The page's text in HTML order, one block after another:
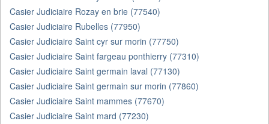
Casier Judiciaire Rozay en brie (77540)
Casier Judiciaire Rubelles (77950)
Casier Judiciaire Saint cyr sur morin (77750)
Casier Judiciaire Saint fargeau ponthierry (77310)
Casier Judiciaire Saint germain laval (77130)
Casier Judiciaire Saint germain sur morin (77860)
Casier Judiciaire Saint mammes (77670)
Casier Judiciaire Saint mard (77230)